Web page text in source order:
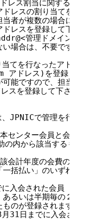
レス割当に関する連絡を行
レスの割り当てを担当さ
者が複数の場合には、全
レスを登録して下さい。
管理ドメイン名> とし
場合は、不要です。
てを行なったアドレスのネ
アドレス)を登録して下さ
能ですので、担当者が複
を登録して下さい。
JPNICで管理を行ないます
センター会員と会費に関す
内から該当するものを記
会計年度の会費の支払い方
括払い」のいずれかの方
入会された会員（前年度よ
るいは半期毎の２回に分
のが登録されます。。
31日までに入会された会